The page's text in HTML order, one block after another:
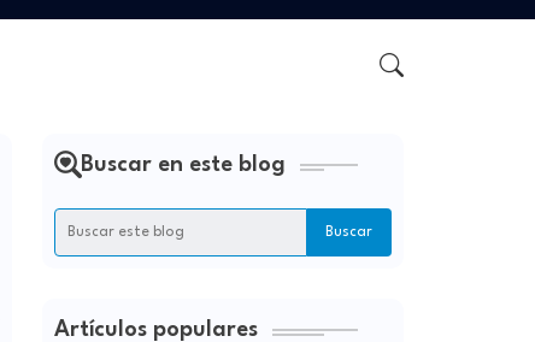
Buscar en este blog
Artículos populares